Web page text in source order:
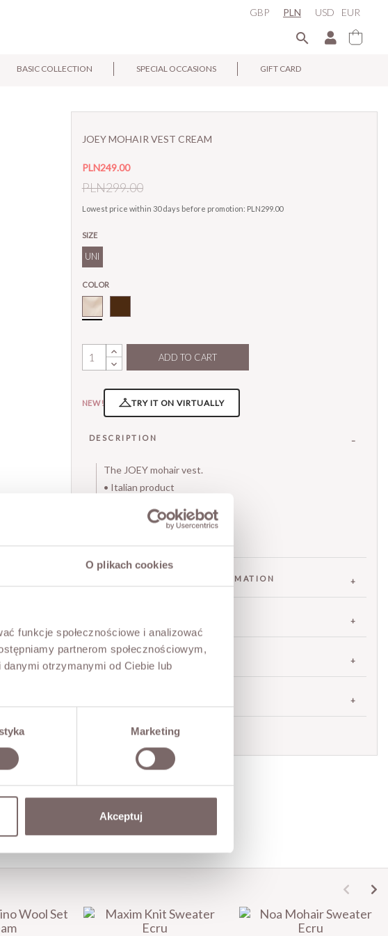
O plikach cookies
funkcje społecznościowe i analizować
partnerom społecznościowym,
otrzymanymi od Ciebie lub
Marketing
Akceptuj
EUR
GBP PLN USD

BASIC COLLECTION SPECIAL OCCASIONS GIFT CARD
JOEY MOHAIR VEST CREAM
PLN249.00
PLN299.00
Lowest price within 30 days before promotion: PLN299.00
SIZE
UNI
COLOR
Cream
ADD TO CART
NEW! TRY IT ON VIRTUALLY
DESCRIPTION
The JOEY mohair vest.
• Italian product
• simple, relaxed cut.
FABRIC / ADDITIONAL INFORMATION
RETURNS
Ask about product
×